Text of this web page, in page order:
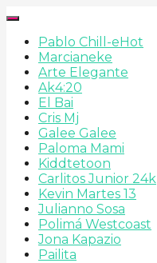
Pablo Chill-eHot
Marcianeke
Arte Elegante
Ak4:20
El Bai
Cris Mj
Galee Galee
Paloma Mami
Kiddtetoon
Carlitos Junior 24k
Kevin Martes 13
Julianno Sosa
Polimá Westcoast
Jona Kapazio
Pailita